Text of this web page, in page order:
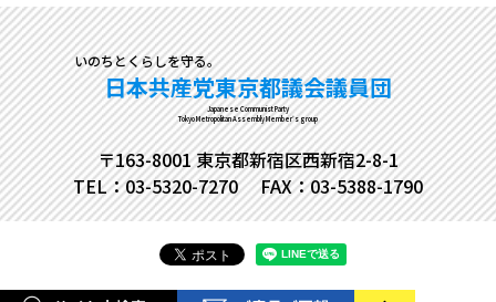
いのちとくらしを守る。
日本共産党東京都議会議員団
Japanese Communist Party
Tokyo Metropolitan Assembly Member's group
〒163-8001 東京都新宿区西新宿2-8-1
TEL：03-5320-7270
FAX：03-5388-1790